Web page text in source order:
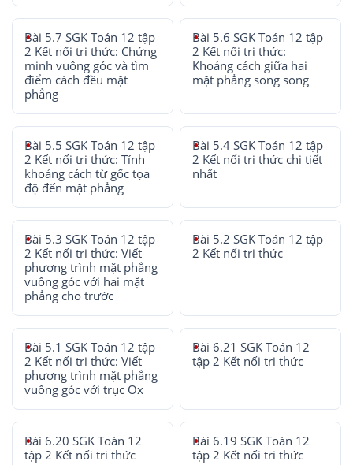
Bài 5.7 SGK Toán 12 tập
2 Kết nối tri thức: Chứng
minh vuông góc và tìm
điểm cách đều mặt
phẳng
Bài 5.6 SGK Toán 12 tập
2 Kết nối tri thức:
Khoảng cách giữa hai
mặt phẳng song song
Bài 5.5 SGK Toán 12 tập
2 Kết nối tri thức: Tính
khoảng cách từ gốc tọa
độ đến mặt phẳng
Bài 5.4 SGK Toán 12 tập
2 Kết nối tri thức chi tiết
nhất
Bài 5.3 SGK Toán 12 tập
2 Kết nối tri thức: Viết
phương trình mặt phẳng
vuông góc với hai mặt
phẳng cho trước
Bài 5.2 SGK Toán 12 tập
2 Kết nối tri thức
Bài 5.1 SGK Toán 12 tập
2 Kết nối tri thức: Viết
phương trình mặt phẳng
vuông góc với trục Ox
Bài 6.21 SGK Toán 12
tập 2 Kết nối tri thức
Bài 6.20 SGK Toán 12
tập 2 Kết nối tri thức
Bài 6.19 SGK Toán 12
tập 2 Kết nối tri thức